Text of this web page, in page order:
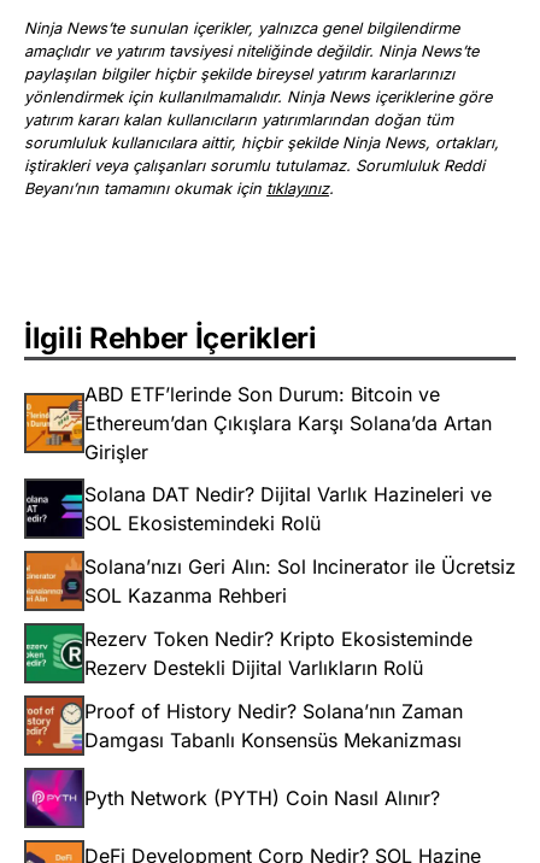
Ninja News’te sunulan içerikler, yalnızca genel bilgilendirme
amaçlıdır ve yatırım tavsiyesi niteliğinde değildir. Ninja News’te
paylaşılan bilgiler hiçbir şekilde bireysel yatırım kararlarınızı
yönlendirmek için kullanılmamalıdır. Ninja News içeriklerine göre
yatırım kararı kalan kullanıcıların yatırımlarından doğan tüm
sorumluluk kullanıcılara aittir, hiçbir şekilde Ninja News, ortakları,
iştirakleri veya çalışanları sorumlu tutulamaz. Sorumluluk Reddi
Beyanı’nın tamamını okumak için tıklayınız.
İlgili Rehber İçerikleri
ABD ETF’lerinde Son Durum: Bitcoin ve
Ethereum’dan Çıkışlara Karşı Solana’da Artan
Girişler
Solana DAT Nedir? Dijital Varlık Hazineleri ve
SOL Ekosistemindeki Rolü
Solana’nızı Geri Alın: Sol Incinerator ile Ücretsiz
SOL Kazanma Rehberi
Rezerv Token Nedir? Kripto Ekosisteminde
Rezerv Destekli Dijital Varlıkların Rolü
Proof of History Nedir? Solana’nın Zaman
Damgası Tabanlı Konsensüs Mekanizması
Pyth Network (PYTH) Coin Nasıl Alınır?
DeFi Development Corp Nedir? SOL Hazine